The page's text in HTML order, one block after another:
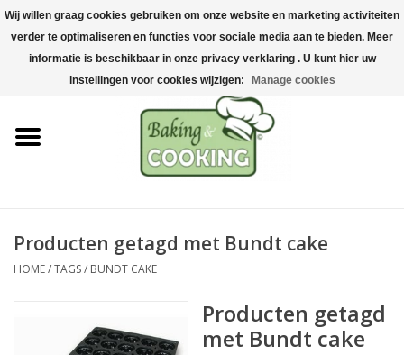
Home
Bak-& kookgerei
Machines & onderdelen
Chocolade & ijsbereiding
Hygiëne & opslag
Grondstoffen & Presentatie
Producten getagd met Bundt cake
HOME/TAGS/ BUNDT CAKE
Producten getagd
met Bundt cake
Wij willen graag cookies gebruiken om onze website en marketing activiteiten
verder te optimaliseren en functies voor sociale media aan te bieden. Meer
informatie is beschikbaar in onze privacy verklaring . U kunt hier uw
instellingen voor cookies wijzigen:
Manage cookies